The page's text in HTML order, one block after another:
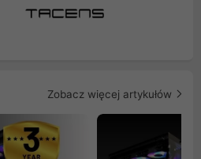
Zobacz więcej artykułów